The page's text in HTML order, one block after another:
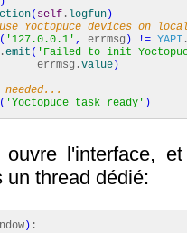
( self . logfun )
Yoctopuce devices on
( '127.0.0.1' , errmsg ) != YAPI
.emit ( 'Failed to init
value )
( 'Yoctopuce task ready' )
ouvre l'interface,
un thread dédié:
) :